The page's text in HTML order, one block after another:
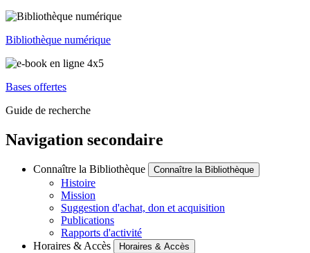
Bibliothèque numérique
Bases offertes
Guide de recherche
Navigation secondaire
Connaître la Bibliothèque Connaître la Bibliothèque
Histoire
Mission
Suggestion d'achat, don et acquisition
Publications
Rapports d'activité
Horaires & Accès
Horaires & Accès